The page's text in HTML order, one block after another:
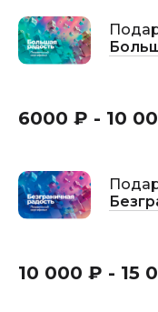
6000 ₽ - 10
10 000 ₽ - 15